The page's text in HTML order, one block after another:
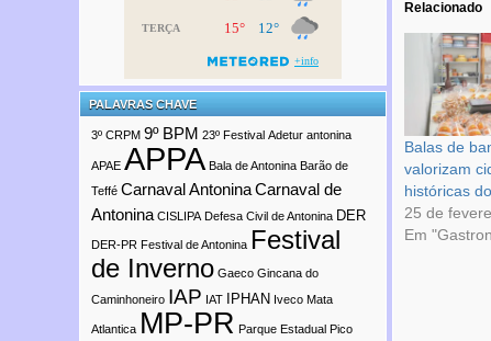
PALAVRAS CHAVE
3º CRPM 9º BPM 23º Festival Adetur antonina
APAE APPA Bala de Antonina Barão de
Teffé Carnaval AntoninaCarnaval de
Antonina CISLIPA Defesa Civil de Antonina DER
DER-PR Festival de Antonina Festival
de Inverno Gaeco Gincana do
Caminhoneiro IAP IAT IPHAN Iveco Mata
Atlantica MP-PR Parque Estadual Pico
Relacionado
Balas de
valorizam
históricas
25 de
Em